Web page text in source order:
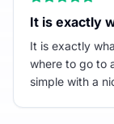
It is exactly
It is exactly
where to go to
simple with a